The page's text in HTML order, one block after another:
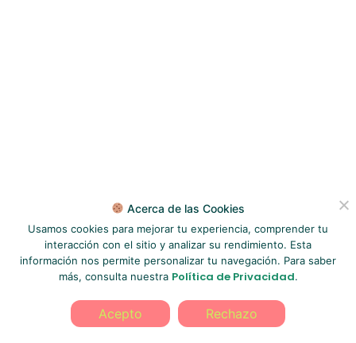
Acerca de las Cookies
Usamos cookies para mejorar tu experiencia, comprender tu
interacción con el sitio y analizar su rendimiento. Esta
información nos permite personalizar tu navegación. Para saber
más, consulta nuestra Política de Privacidad.
Acepto Rechazo